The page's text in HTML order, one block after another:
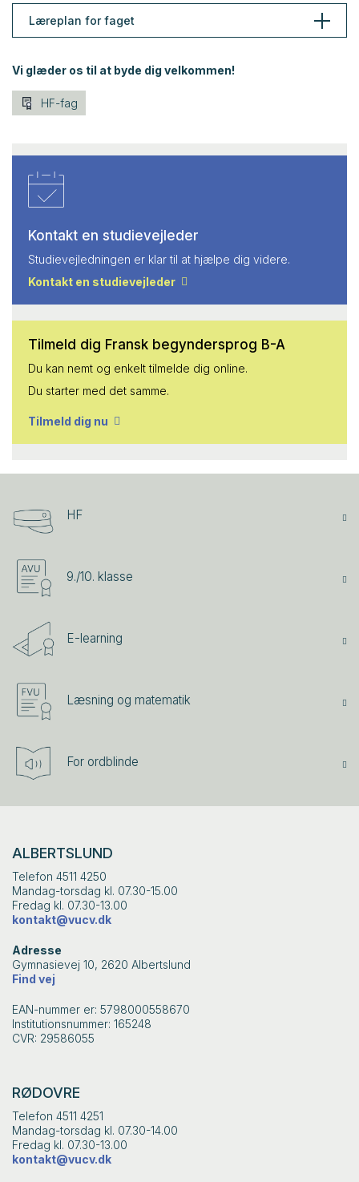
Læreplan for faget
Vi glæder os til at byde dig velkommen!
HF-fag
Kontakt en studievejleder
Studievejledningen er klar til at hjælpe dig videre.
Kontakt en studievejleder
Tilmeld dig Fransk begyndersprog B-A
Du kan nemt og enkelt tilmelde dig online.
Du starter med det samme.
Tilmeld dig nu
HF
9./10. klasse
E-learning
Læsning og matematik
For ordblinde
ALBERTSLUND
Telefon 4511 4250
Mandag-torsdag kl. 07.30-15.00
Fredag kl. 07.30-13.00
kontakt@vucv.dk
Adresse
Gymnasievej 10, 2620 Albertslund
Find vej
EAN-nummer er: 5798000558670
Institutionsnummer: 165248
CVR: 29586055
RØDOVRE
Telefon 4511 4251
Mandag-torsdag kl. 07.30-14.00
Fredag kl. 07.30-13.00
kontakt@vucv.dk